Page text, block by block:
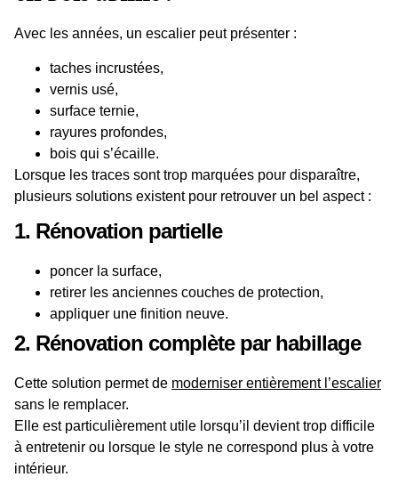
Avec les années, un escalier peut présenter :
taches incrustées,
vernis usé,
surface ternie,
rayures profondes,
bois qui s’écaille.
Lorsque les traces sont trop marquées pour disparaître,
plusieurs solutions existent pour retrouver un bel aspect :
1. Rénovation partielle
poncer la surface,
retirer les anciennes couches de protection,
appliquer une finition neuve.
2. Rénovation complète par habillage
Cette solution permet de moderniser entièrement l’escalier
sans le remplacer.
Elle est particulièrement utile lorsqu’il devient trop difficile
à entretenir ou lorsque le style ne correspond plus à votre
intérieur.